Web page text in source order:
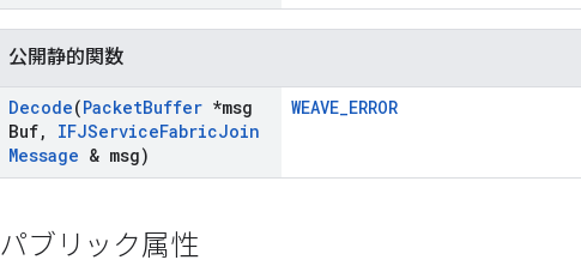
公開静的関数
Decode(PacketBuffer *msg
Buf, IFJServiceFabricJoin
Message & msg)
WEAVE_ERROR
パブリック属性